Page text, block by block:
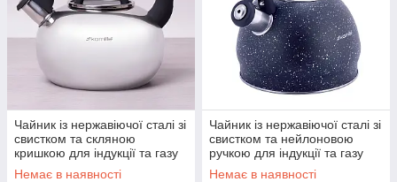
Чайник із нержавіючої сталі зі
свистком та скляною
кришкою для індукції та газу
2.8 л Kamille KM-0687
Немає в наявності
Чайник із нержавіючої сталі зі
свистком та нейлоновою
ручкою для індукції та газу
Чорний (2 л) Kamille KM-1072
Немає в наявності